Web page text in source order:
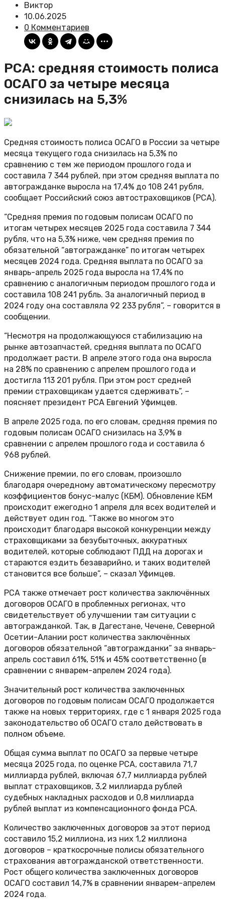
Виктор
10.06.2025
0 Комментариев
РСА: средняя стоимость полиса
ОСАГО за четыре месяца
снизилась на 5,3%
Средняя стоимость полиса ОСАГО в России за четыре
месяца текущего года снизилась на 5,3% по
сравнению с тем же периодом прошлого года и
составила 7 344 рублей, при этом средняя выплата по
автогражданке выросла на 17,4% до 108 241 рубля,
сообщает Российский союз автостраховщиков (РСА).
“Средняя премия по годовым полисам ОСАГО по
итогам четырех месяцев 2025 года составила 7 344
рубля, что на 5,3% ниже, чем средняя премия по
обязательной “автогражданке” по итогам четырех
месяцев 2024 года. Средняя выплата по ОСАГО за
январь-апрель 2025 года выросла на 17,4% по
сравнению с аналогичным периодом прошлого года и
составила 108 241 рубль. За аналогичный период в
2024 году она составляла 92 233 рубля”, – говорится в
сообщении.
“Несмотря на продолжающуюся стабилизацию на
рынке автозапчастей, средняя выплата по ОСАГО
продолжает расти. В апреле этого года она выросла
на 28% по сравнению с апрелем прошлого года и
достигла 113 201 рубля. При этом рост средней
премии страховщикам удается сдерживать”, –
поясняет президент РСА Евгений Уфимцев.
В апреле 2025 года, по его словам, средняя премия по
годовым полисам ОСАГО снизилась на 3,9% в
сравнении с апрелем прошлого года и составила 6
968 рублей.
Снижение премии, по его словам, произошло
благодаря очередному автоматическому пересмотру
коэффициентов бонус-малус (КБМ). Обновление КБМ
происходит ежегодно 1 апреля для всех водителей и
действует один год. “Также во многом это
происходит благодаря высокой конкуренции между
страховщиками за безубыточных, аккуратных
водителей, которые соблюдают ПДД на дорогах и
стараются ездить безаварийно, и таких водителей
становится все больше”, – сказал Уфимцев.
РСА также отмечает рост количества заключённых
договоров ОСАГО в проблемных регионах, что
свидетельствует об улучшении там ситуации с
автогражданкой. Так, в Дагестане, Чечене, Северной
Осетии-Алании рост количества заключённых
договоров обязательной “автогражданки” за январь-
апрель составил 61%, 51% и 45% соответственно (в
сравнении с январем-апрелем 2024 года).
Значительный рост количества заключенных
договоров по годовым полисам ОСАГО продолжается
также на новых территориях, где с 1 января 2025 года
законодательство об ОСАГО стало действовать в
полном объеме.
Общая сумма выплат по ОСАГО за первые четыре
месяца 2025 года, по оценке РСА, составила 71,7
миллиарда рублей, включая 67,7 миллиарда рублей
выплат страховщиков, 3,2 миллиарда рублей
судебных накладных расходов и 0,8 миллиарда
рублей выплат из компенсационного фонда РСА.
Количество заключенных договоров за этот период
составило 15,2 миллиона, из них 1,2 миллиона
договоров – краткосрочные полисы обязательного
страхования автогражданской ответственности.
Рост общего количества заключенных договоров
ОСАГО составил 14,7% в сравнении январем-апрелем
2024 года.